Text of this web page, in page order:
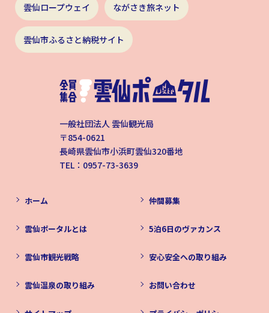
雲仙ロープウェイ ながさき旅ネット
雲仙市ふるさと納税サイト
一般社団法人 雲仙観光局
〒854-0621
長崎県雲仙市小浜町雲仙320番地
TEL：0957-73-3639
ホーム
雲仙ポータルとは
雲仙市観光戦略
雲仙温泉の取り組み
仲間募集
5泊6日のヴァカンス
安心安全への取り組み
お問い合わせ